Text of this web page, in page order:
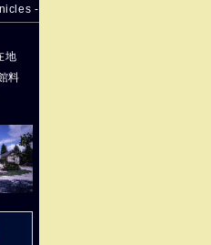
-
地
料